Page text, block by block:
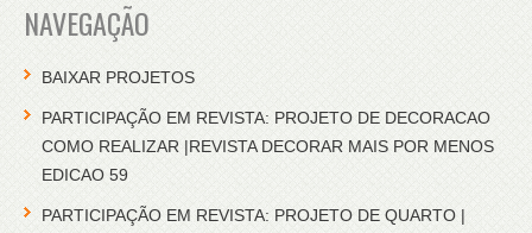
NAVEGAÇÃO
BAIXAR PROJETOS
PARTICIPAÇÃO EM REVISTA: PROJETO DE DECORACAO
COMO REALIZAR |REVISTA DECORAR MAIS POR MENOS
EDICAO 59
PARTICIPAÇÃO EM REVISTA: PROJETO DE QUARTO |